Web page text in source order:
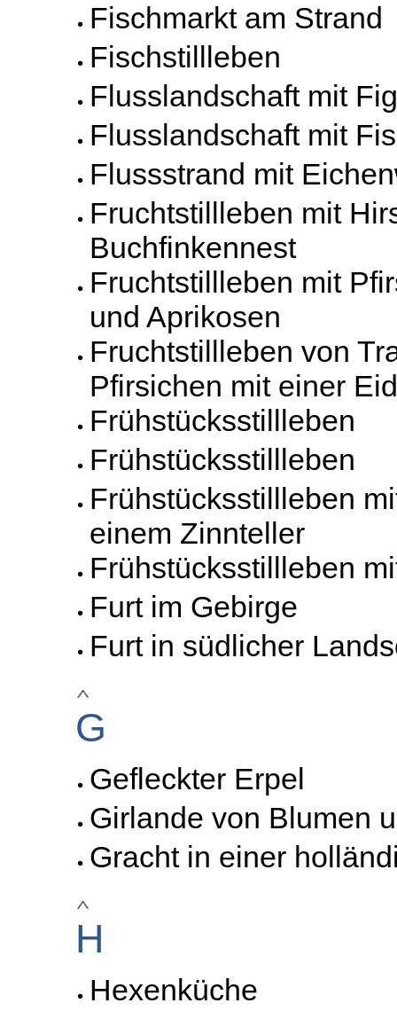
Fischmarkt am Strand
Fischstillleben
Flusslandschaft mit
Flusslandschaft mit
Flussstrand mit
Fruchtstillleben mit
Buchfinkennest
Fruchtstillleben mit
und Aprikosen
Fruchtstillleben von
Pfirsichen mit einer
Frühstücksstillleben
Frühstücksstillleben
Frühstücksstillleben
einem Zinnteller
Frühstücksstillleben
Furt im Gebirge
Furt in südlicher
G
Gefleckter Erpel
Girlande von Blumen
Gracht in einer
H
Hexenküche